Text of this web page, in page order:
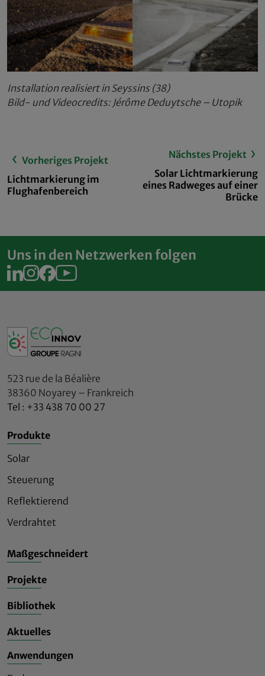
Installation realisiert in Seyssins (38)
Bild- und Videocredits: Jérôme Deduytsche – Utopik
Vorheriges Projekt
Lichtmarkierung im
Flughafenbereich
Nächstes Projekt
Solar Lichtmarkierung
eines Radweges auf einer
Brücke
Uns in den Netzwerken folgen
523 rue de la Béalière
38360 Noyarey – Frankreich
Tel : +33 438 70 00 27
Produkte
Solar
Steuerung
Reflektierend
Verdrahtet
Maßgeschneidert
Projekte
Bibliothek
Aktuelles
Anwendungen